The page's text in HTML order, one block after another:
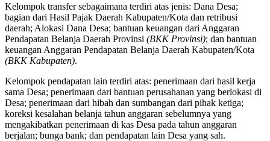
Kelompok transfer sebagaimana terdiri atas jenis: Dana Desa;
bagian dari Hasil Pajak Daerah Kabupaten/Kota dan retribusi
daerah; Alokasi Dana Desa; bantuan keuangan dari Anggaran
Pendapatan Belanja Daerah Provinsi (BKK Provinsi); dan bantuan
keuangan Anggaran Pendapatan Belanja Daerah Kabupaten/Kota
(BKK Kabupaten).
Kelompok pendapatan lain terdiri atas: penerimaan dari hasil kerja
sama Desa; penerimaan dari bantuan perusahanan yang berlokasi di
Desa; penerimaan dari hibah dan sumbangan dari pihak ketiga;
koreksi kesalahan belanja tahun anggaran sebelumnya yang
mengakibatkan penerimaan di kas Desa pada tahun anggaran
berjalan; bunga bank; dan pendapatan lain Desa yang sah.